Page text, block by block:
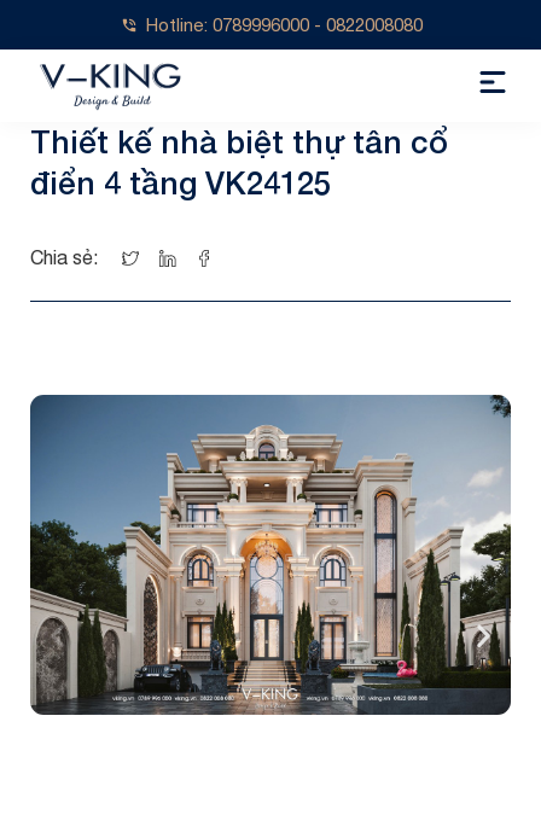
Hotline: 0789996000 - 0822008080
Thiết kế nhà biệt thự tân cổ
điển 4 tầng VK24125
Chia sẻ: